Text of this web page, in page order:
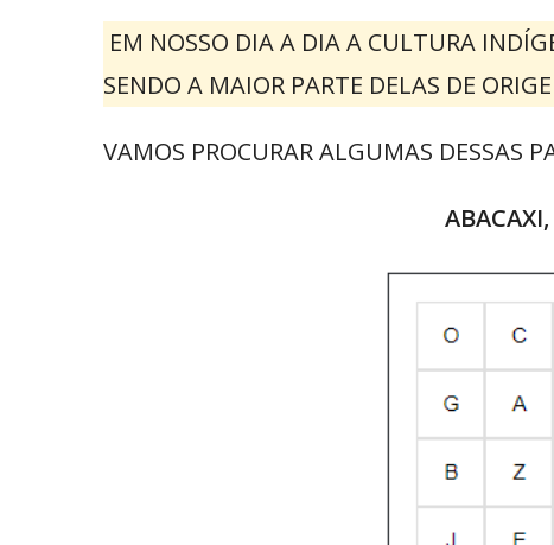
EM NOSSO DIA A DIA A CULTURA
SENDO A MAIOR PARTE DELAS DE
VAMOS PROCURAR ALGUMAS DESSAS